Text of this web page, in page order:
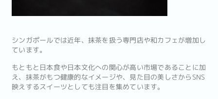
シンガポールでは近年、抹茶を扱う専門店や和カフェが増加し
ています。
もともと日本食や日本文化への関心が高い市場であることに加
え、抹茶がもつ健康的なイメージや、見た目の美しさからSNS
映えするスイーツとしても注目を集めています。